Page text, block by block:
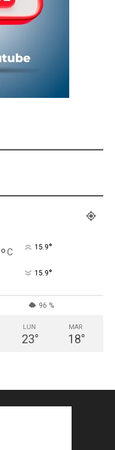
°C 15.9°
15.9°
96 %
LUN
23°
MAR
18°